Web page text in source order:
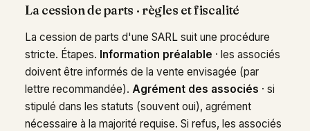
La cession de parts · règles et fiscalité
La cession de parts d'une SARL suit une procédure
stricte. Étapes. Information préalable · les associés
doivent être informés de la vente envisagée (par
lettre recommandée). Agrément des associés · si
stipulé dans les statuts (souvent oui), agrément
nécessaire à la majorité requise. Si refus, les associés